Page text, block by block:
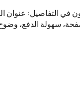
في التفاصيل: عنوان
سهولة الدفع،